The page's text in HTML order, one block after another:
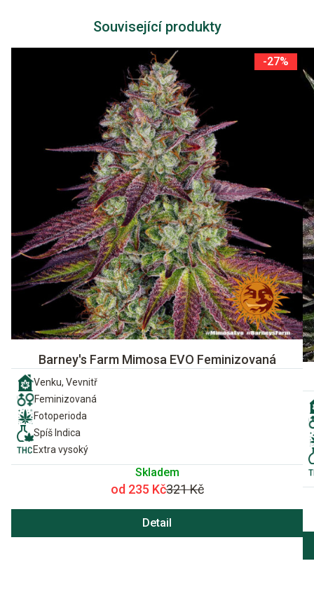
Související produkty
-27%
Barney's Farm Mimosa EVO Feminizovaná
Venku, Vevnitř
Feminizovaná
Fotoperioda
Spíš Indica
Extra vysoký
Skladem
od 235 Kč321 Kč
Detail